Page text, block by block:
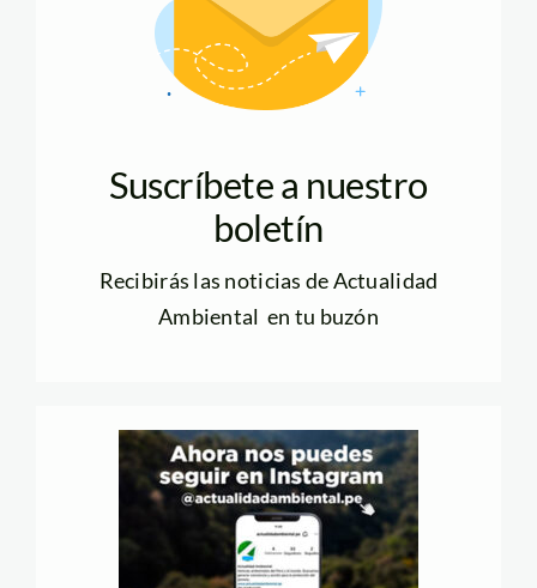
Suscríbete a nuestro
boletín
Recibirás las noticias de Actualidad
Ambiental en tu buzón